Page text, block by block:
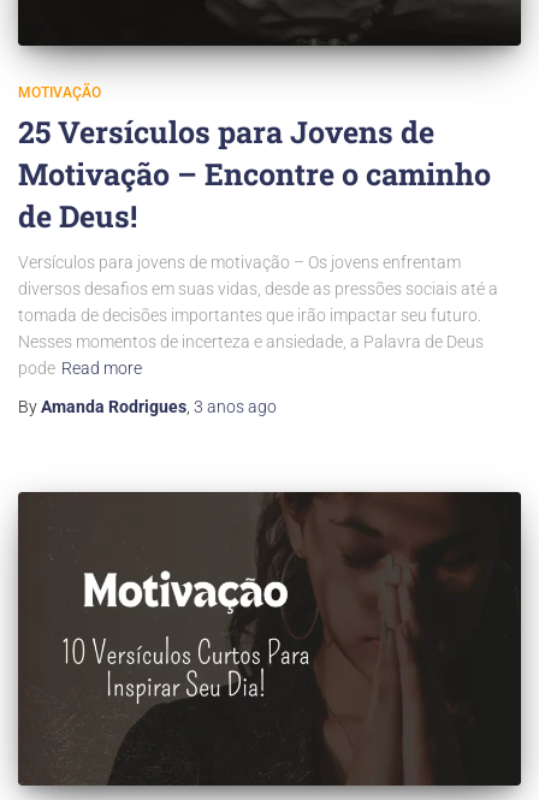
MOTIVAÇÃO
25 Versículos para Jovens de
Motivação – Encontre o caminho
de Deus!
Versículos para jovens de motivação – Os jovens enfrentam
diversos desafios em suas vidas, desde as pressões sociais até a
tomada de decisões importantes que irão impactar seu futuro.
Nesses momentos de incerteza e ansiedade, a Palavra de Deus
pode Read more
ByAmanda Rodrigues, 3 anosago